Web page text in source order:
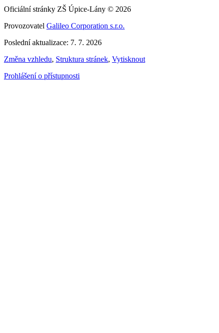
Oficiální stránky ZŠ Úpice-Lány © 2026
Provozovatel Galileo Corporation s.r.o.
Poslední aktualizace: 7. 7. 2026
Změna vzhledu, Struktura stránek, Vytisknout
Prohlášení o přístupnosti